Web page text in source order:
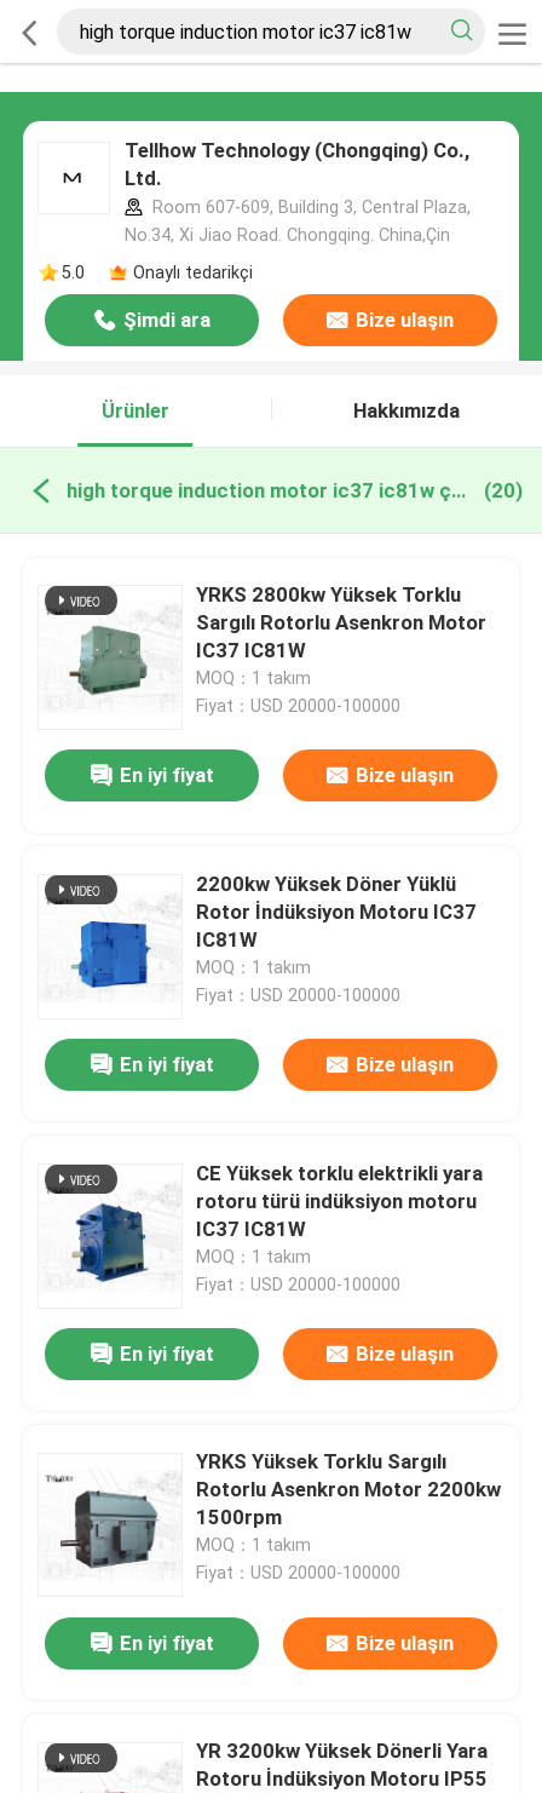
Tellhow Technology (Chongqing) Co.,
Ltd.
Room 607-609, Building 3, Central Plaza,
No.34, Xi Jiao Road. Chongqing. China,Çin
5.0
Onaylı tedarikçi
Şimdi ara Bize ulaşın
Ürünler Hakkımızda
high torque induction motor ic37 ic81w çevrimiçi üretim (20)
YRKS 2800kw Yüksek Torklu
Sargılı Rotorlu Asenkron Motor
IC37 IC81W
MOQ：1 takım
Fiyat：USD 20000-100000
En iyi fiyat Bize ulaşın
2200kw Yüksek Döner Yüklü
Rotor İndüksiyon Motoru IC37
IC81W
MOQ：1 takım
Fiyat：USD 20000-100000
En iyi fiyat Bize ulaşın
CE Yüksek torklu elektrikli yara
rotoru türü indüksiyon motoru
IC37 IC81W
MOQ：1 takım
Fiyat：USD 20000-100000
En iyi fiyat Bize ulaşın
YRKS Yüksek Torklu Sargılı
Rotorlu Asenkron Motor 2200kw
1500rpm
MOQ：1 takım
Fiyat：USD 20000-100000
En iyi fiyat Bize ulaşın
YR 3200kw Yüksek Dönerli Yara
Rotoru İndüksiyon Motoru IP55